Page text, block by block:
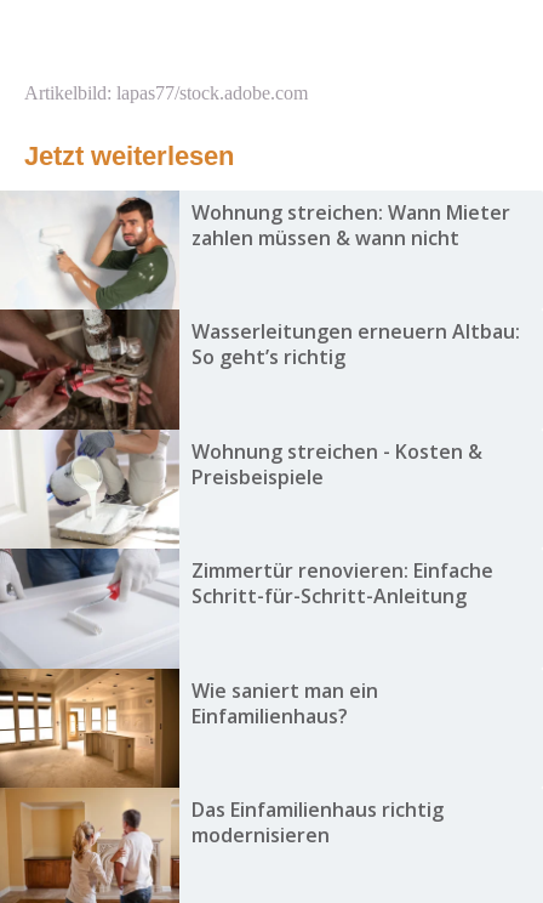
Artikelbild: lapas77/stock.adobe.com
Jetzt weiterlesen
Wohnung streichen: Wann Mieter
zahlen müssen & wann nicht
Wasserleitungen erneuern Altbau:
So geht’s richtig
Wohnung streichen - Kosten &
Preisbeispiele
Zimmer­tür renovieren: Einfache
Schritt-für-Schritt-Anleitung
Wie saniert man ein
Einfamilienhaus?
Das Einfamilienhaus richtig
modernisieren